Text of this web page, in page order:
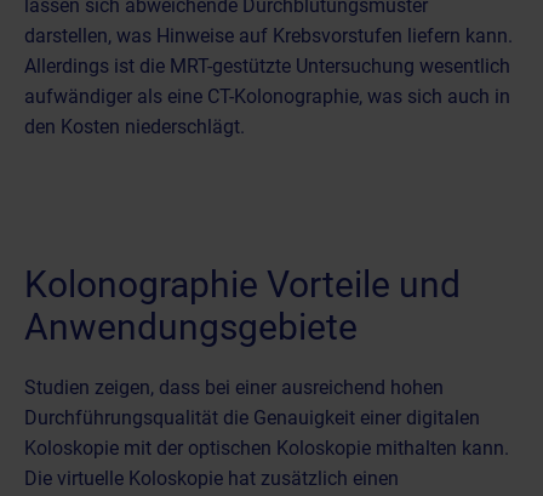
lassen sich abweichende Durchblutungsmuster
darstellen, was Hinweise auf Krebsvorstufen liefern kann.
Allerdings ist die MRT-gestützte Untersuchung wesentlich
aufwändiger als eine CT-Kolonographie, was sich auch in
den Kosten niederschlägt.
Kolonographie Vorteile und
Anwendungsgebiete
Studien zeigen, dass bei einer ausreichend hohen
Durchführungsqualität die Genauigkeit einer digitalen
Koloskopie mit der optischen Koloskopie mithalten kann.
Die virtuelle Koloskopie hat zusätzlich einen